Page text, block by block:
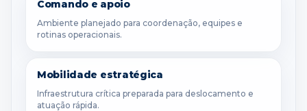
Comando e apoio
Ambiente planejado para coordenação, equipes e
rotinas operacionais.
Mobilidade estratégica
Infraestrutura crítica preparada para deslocamento e
atuação rápida.